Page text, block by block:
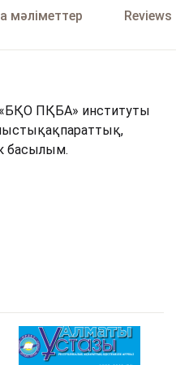
Reviews
ПҚБА» институты
басылым.